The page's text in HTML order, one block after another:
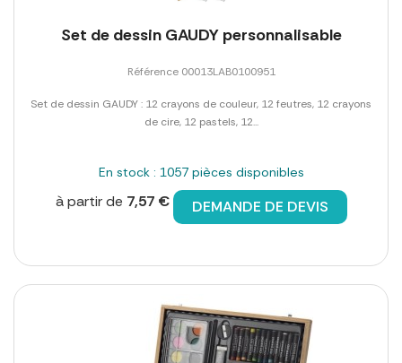
Set de dessin GAUDY personnalisable
Référence 00013LAB0100951
Set de dessin GAUDY : 12 crayons de couleur, 12 feutres, 12 crayons
de cire, 12 pastels, 12...
En stock : 1057 pièces disponibles
à partir de 7,57 € DEMANDE DE DEVIS